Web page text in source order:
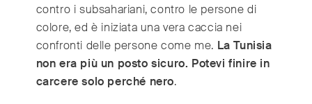
contro i subsahariani, contro le persone di
colore, ed è iniziata una vera caccia nei
confronti delle persone come me. La Tunisia
non era più un posto sicuro. Potevi finire in
carcere solo perché nero.